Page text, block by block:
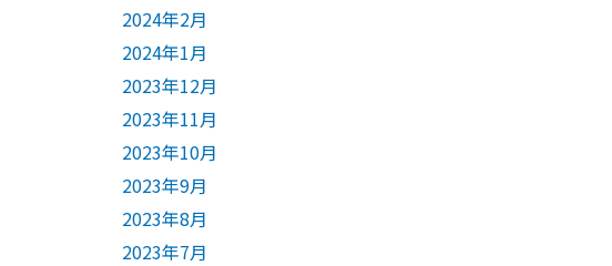
2024年2月
2024年1月
2023年12月
2023年11月
2023年10月
2023年9月
2023年8月
2023年7月